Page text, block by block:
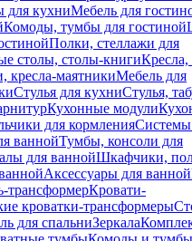
кухниМебель для
Комоды, тумбы для гостиной
Полки, стеллажи для
столы, столы-книгиКресла,
кресла-маятникиМебель для
Стулья для кухниСтулья,
Кухонные модули
для кормленияСистемы
ваннойТумбы, консоли для
для ваннойШкафчики,
Аксессуары для ванной
трансформерКровати-
кроватки-трансформеры
для спальниЗеркала